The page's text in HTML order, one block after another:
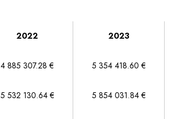
2022 2023
4 885 307.28 € 5 354 418.60 €
5 532 130.64 € 5 854 031.84 €